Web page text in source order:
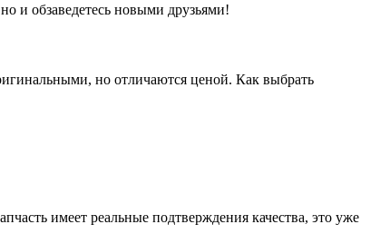
и обзаведетесь новыми друзьями!
но отличаются ценой. Как выбрать
имеет реальные подтверждения качества, это уже